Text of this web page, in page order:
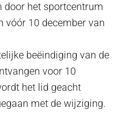
door het sportcentrum
vóór 10 december van
beëindiging van de
voor 10
het lid geacht
met de wijziging.